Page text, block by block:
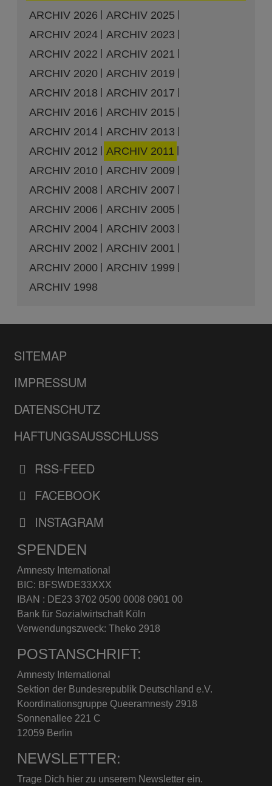
ARCHIV 2026
ARCHIV 2025
ARCHIV 2024
ARCHIV 2023
ARCHIV 2022
ARCHIV 2021
ARCHIV 2020
ARCHIV 2019
ARCHIV 2018
ARCHIV 2017
ARCHIV 2016
ARCHIV 2015
ARCHIV 2014
ARCHIV 2013
ARCHIV 2012
ARCHIV 2011
ARCHIV 2010
ARCHIV 2009
ARCHIV 2008
ARCHIV 2007
ARCHIV 2006
ARCHIV 2005
ARCHIV 2004
ARCHIV 2003
ARCHIV 2002
ARCHIV 2001
ARCHIV 2000
ARCHIV 1999
ARCHIV 1998
SITEMAP
IMPRESSUM
DATENSCHUTZ
HAFTUNGSAUSSCHLUSS
RSS-FEED
FACEBOOK
INSTAGRAM
SPENDEN
Amnesty International
BIC: BFSWDE33XXX
IBAN : DE23 3702 0500 0008 0901 00
Bank für Sozialwirtschaft Köln
Verwendungszweck: Theko 2918
POSTANSCHRIFT:
Amnesty International
Sektion der Bundesrepublik Deutschland e.V.
Koordinationsgruppe Queeramnesty 2918
Sonnenallee 221 C
12059 Berlin
NEWSLETTER:
Trage Dich hier zu unserem Newsletter ein.